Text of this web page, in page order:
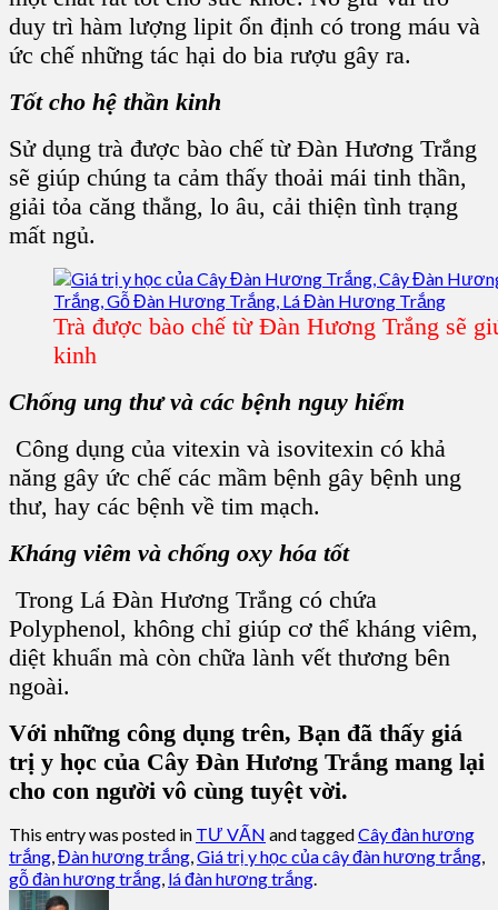
duy trì hàm lượng lipit ổn định có trong máu và
ức chế những tác hại do bia rượu gây ra.
Tốt cho hệ thần kinh
Sử dụng trà được bào chế từ Đàn Hương Trắng
sẽ giúp chúng ta cảm thấy thoải mái tinh thần,
giải tỏa căng thẳng, lo âu, cải thiện tình trạng
mất ngủ.
Trà được bào chế từ Đàn Hương Trắng sẽ
kinh
Chống ung thư và các bệnh nguy hiểm
Công dụng của vitexin và isovitexin có khả
năng gây ức chế các mầm bệnh gây bệnh ung
thư, hay các bệnh về tim mạch.
Kháng viêm và chống oxy hóa tốt
Trong Lá Đàn Hương Trắng có chứa
Polyphenol, không chỉ giúp cơ thể kháng viêm,
diệt khuẩn mà còn chữa lành vết thương bên
ngoài.
Với những công dụng trên, Bạn đã thấy giá
trị y học của Cây Đàn Hương Trắng mang lại
cho con người vô cùng tuyệt vời.
This entry was posted in TƯ VẤN and taggedCây đàn hương
trắng Đàn hương trắng Giá trị y học của cây đàn hương trắng
gỗ đàn hương trắng lá đàn hương trắng